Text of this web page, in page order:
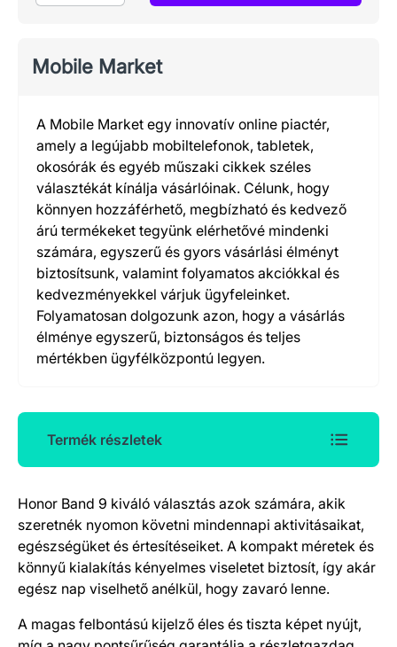
Mobile Market
A Mobile Market egy innovatív online piactér,
amely a legújabb mobiltelefonok, tabletek,
okosórák és egyéb műszaki cikkek széles
választékát kínálja vásárlóinak. Célunk, hogy
könnyen hozzáférhető, megbízható és kedvező
árú termékeket tegyünk elérhetővé mindenki
számára, egyszerű és gyors vásárlási élményt
biztosítsunk, valamint folyamatos akciókkal és
kedvezményekkel várjuk ügyfeleinket.
Folyamatosan dolgozunk azon, hogy a vásárlás
élménye egyszerű, biztonságos és teljes
mértékben ügyfélközpontú legyen.
Termék részletek
Termék részletek
Honor Band 9 kiváló választás azok számára, akik
szeretnék nyomon követni mindennapi aktivitásaikat,
egészségüket és értesítéseiket. A kompakt méretek és
könnyű kialakítás kényelmes viseletet biztosít, így akár
egész nap viselhető anélkül, hogy zavaró lenne.
A magas felbontású kijelző éles és tiszta képet nyújt,